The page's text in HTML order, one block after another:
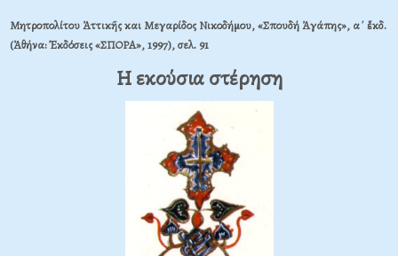
Μητροπολίτου Ἀττικῆς και Μεγαρίδος Νικοδήμου, «Σπουδή Ἀγάπης», α΄ ἔκδ.
(Ἀθήνα: Ἐκδόσεις «ΣΠΟΡΑ», 1997), σελ. 91
Η εκούσια στέρηση